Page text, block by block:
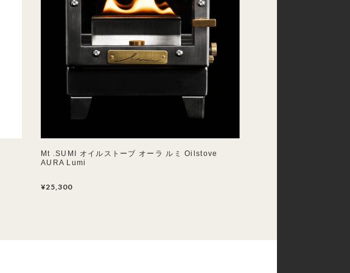
Mt .SUMI オイルストーブ オーラ ルミ Oilstove
AURA Lumi
¥25,300